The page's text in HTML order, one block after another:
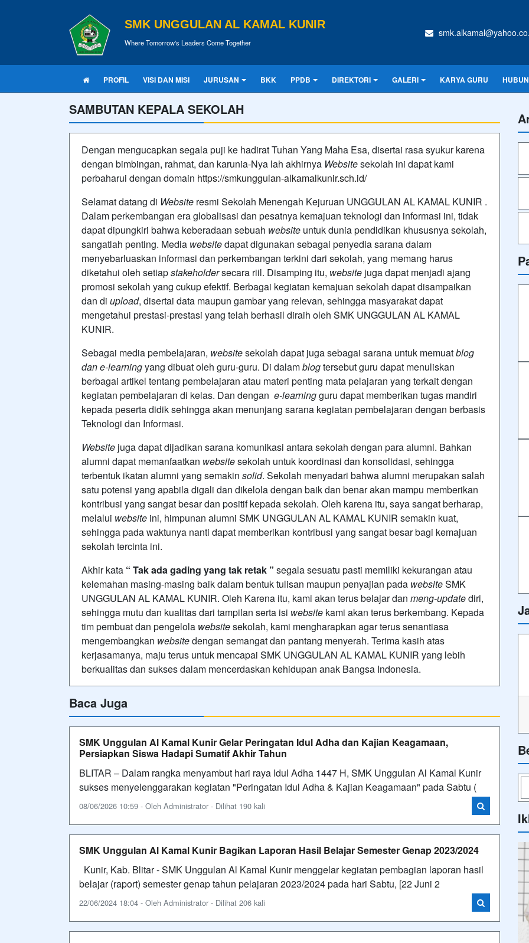
SMK UNGGULAN AL KAMAL KUNIR
Where Tomorrow's Leaders Come Together
PROFIL VISI DAN MISI JURUSAN BKK PPDB DIREKTORI GALERI KARYA GURU
SAMBUTAN KEPALA SEKOLAH
Dengan mengucapkan segala puji ke hadirat Tuhan Yang Maha Esa, disertai rasa syukur karena
dengan bimbingan, rahmat, dan karunia-Nya lah akhirnya Websitesekolah ini dapat kami
perbaharui dengan domain https://smkunggulan-alkamalkunir.sch.id/
Selamat datang di Website resmi Sekolah Menengah Kejuruan UNGGULAN AL KAMAL KUNIR .
Dalam perkembangan era globalisasi dan pesatnya kemajuan teknologi dan informasi ini, tidak
dapat dipungkiri bahwa keberadaan sebuah website untuk dunia pendidikan khususnya sekolah,
sangatlah penting. Media websitedapat digunakan sebagai penyedia sarana dalam
menyebarluaskan informasi dan perkembangan terkini dari sekolah, yang memang harus
diketahui oleh setiapstakeholdersecara riil. Disamping itu, website juga dapat menjadi ajang
promosi sekolah yang cukup efektif. Berbagai kegiatan kemajuan sekolah dapat disampaikan
dan di upload, disertai data maupun gambar yang relevan, sehingga masyarakat dapat
mengetahui prestasi-prestasi yang telah berhasil diraih oleh SMK UNGGULAN AL KAMAL
KUNIR.
Sebagai media pembelajaran, websitesekolah dapat juga sebagai sarana untuk memuatblog
dan e-learningyang dibuat oleh guru-guru. Di dalamblogtersebut guru dapat menuliskan
berbagai artikel tentang pembelajaran atau materi penting mata pelajaran yang terkait dengan
kegiatan pembelajaran di kelas. Dan dengan e-learningguru dapat memberikan tugas mandiri
kepada peserta didik sehingga akan menunjang sarana kegiatan pembelajaran dengan berbasis
Teknologi dan Informasi.
Website juga dapat dijadikan sarana komunikasi antara sekolah dengan para alumni. Bahkan
alumni dapat memanfaatkan websitesekolah untuk koordinasi dan konsolidasi, sehingga
terbentuk ikatan alumni yang semakin solid. Sekolah menyadari bahwa alumni merupakan salah
satu potensi yang apabila digali dan dikelola dengan baik dan benar akan mampu memberikan
kontribusi yang sangat besar dan positif kepada sekolah. Oleh karena itu, saya sangat berharap,
melalui website ini, himpunan alumni SMK UNGGULAN AL KAMAL KUNIR semakin kuat,
sehingga pada waktunya nanti dapat memberikan kontribusi yang sangat besar bagi kemajuan
sekolah tercinta ini.
Akhir kata “ Tak ada gading yang tak retak ” segala sesuatu pasti memiliki kekurangan atau
kelemahan masing-masing baik dalam bentuk tulisan maupun penyajian pada websiteSMK
UNGGULAN AL KAMAL KUNIR. Oleh Karena itu, kami akan terus belajar dan meng-updatediri,
sehingga mutu dan kualitas dari tampilan serta isi website kami akan terus berkembang. Kepada
tim pembuat dan pengelola websitesekolah, kami mengharapkan agar terus senantiasa
mengembangkan websitedengan semangat dan pantang menyerah. Terima kasih atas
kerjasamanya, maju terus untuk mencapai SMK UNGGULAN AL KAMAL KUNIR yang lebih
berkualitas dan sukses dalam mencerdaskan kehidupan anak Bangsa Indonesia.
Baca Juga
SMK Unggulan Al Kamal Kunir Gelar Peringatan Idul Adha dan Kajian Keagamaan,
Persiapkan Siswa Hadapi Sumatif Akhir Tahun
BLITAR – Dalam rangka menyambut hari raya Idul Adha 1447 H, SMK Unggulan Al Kamal Kunir
sukses menyelenggarakan kegiatan "Peringatan Idul Adha & Kajian Keagamaan" pada Sabtu (
08/06/2026 10:59 - Oleh Administrator - Dilihat 190 kali
SMK Unggulan Al Kamal Kunir Bagikan Laporan Hasil Belajar Semester Genap 2023/2024
Kunir, Kab. Blitar - SMK Unggulan Al Kamal Kunir menggelar kegiatan pembagian laporan hasil
belajar (raport) semester genap tahun pelajaran 2023/2024 pada hari Sabtu, [22 Juni 2
22/06/2024 18:04 - Oleh Administrator - Dilihat 206 kali